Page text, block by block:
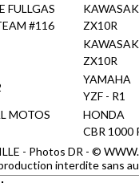
FULLGAS
#116
ZX10R
ZX10R
YAMAHA
YZF - R1
MOTOS
HONDA
CBR 1000
- Photos DR - ©
interdite sans